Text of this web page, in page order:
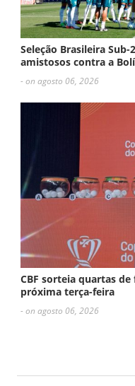
Seleção Brasileira
amistosos contra a
- on agosto 06, 2026
CBF sorteia quartas
próxima terça-feira
- on agosto 06, 2026